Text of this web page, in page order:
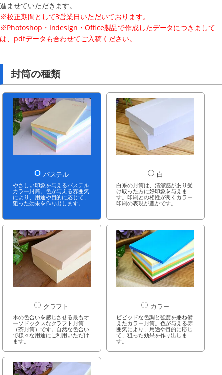
進ませていただきます。
※校正期間として3営業日いただいております。
※Photoshop・Indesign・Office製品で作成したデータにつきまして
は、pdfデータも合わせてご入稿ください。
封筒の種類
パステル
やさしい印象を与えるパステル
カラー封筒。色が与える雰囲気
により、用途や目的に応じて、
狙った効果を作り出します。
白
白系の封筒は、清潔感があり受
け取った方に好印象を与えま
す。印刷との相性が良くカラー
印刷の表現が豊かです。
クラフト
木の色合いを感じさせる最もオ
ーソドックスなクラフト封筒
（茶封筒）です。自然な色合い
で様々な用途にご利用いただけ
ます。
カラー
ビビッドな色調と強度を兼ね備
えたカラー封筒。色が与える雰
囲気により、用途や目的に応じ
て、狙った効果を作り出しま
す。